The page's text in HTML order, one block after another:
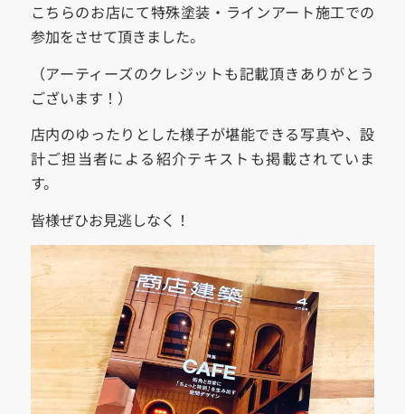
こちらのお店にて特殊塗装・ラインアート施工での
参加をさせて頂きました。
（アーティーズのクレジットも記載頂きありがとう
ございます！）
店内のゆったりとした様子が堪能できる写真や、設
計ご担当者による紹介テキストも掲載されていま
す。
皆様ぜひお見逃しなく！